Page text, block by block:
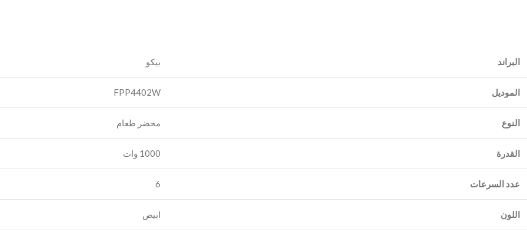
البراند
الموديل FPP4402W
النوع محضر طعام
القدرة 1000 وات
عدد السرعات 6
اللون ابيض